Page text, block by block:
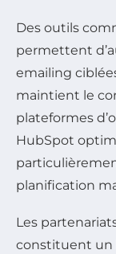
Des outils
permettent
emailing
maintient le
plateformes
HubSpot
planification
Les
constituent un